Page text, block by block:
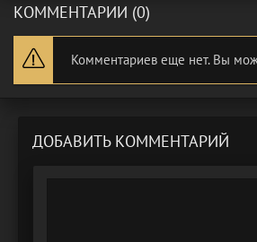
КОММЕНТАРИИ (0)
Комментариев еще нет. Вы
ДОБАВИТЬ КОММЕНТАРИЙ